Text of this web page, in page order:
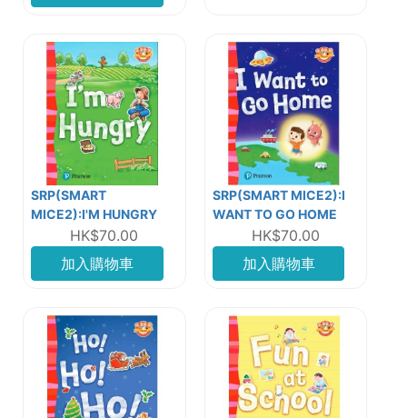
SRP(SMART
MICE2):I'M HUNGRY
HK$70.00
加入購物車
SRP(SMART MICE2):I
WANT TO GO HOME
HK$70.00
加入購物車